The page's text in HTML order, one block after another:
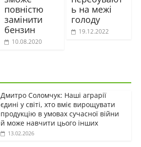
повністю
замінити
бензин
10.08.2020
ь на межі
голоду
19.12.2022
Дмитро Соломчук: Наші аграрії
єдині у світі, хто вміє вирощувати
продукцію в умовах сучасної війни
й може навчити цього інших
13.02.2026